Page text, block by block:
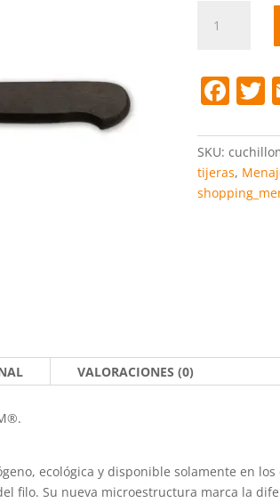
serie
cantidad
F
c
e
b
T
SKU:
tijeras,
VALORACIONES (0)
ecológica y disponible solamente en
filo. Su nueva microestructura marca la